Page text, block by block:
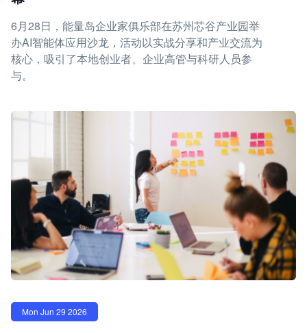
6月28日，能量岛企业家俱乐部在苏州芯谷产业园举
办AI智能体应用沙龙，活动以实战分享和产业交流为
核心，吸引了本地创业者、企业高管与科研人员参
与。
Mon Jun 29 2026